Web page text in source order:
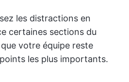
les distractions en
certaines sections du
votre équipe reste
les plus importants.